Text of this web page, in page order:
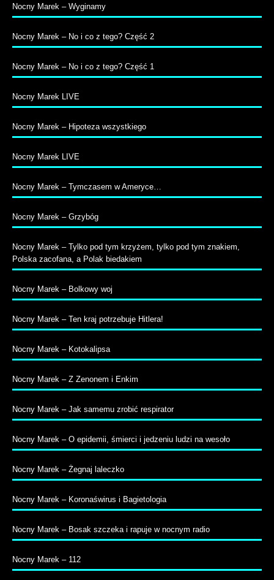
Nocny Marek – Wyginamy
Nocny Marek – No i co z tego? Część 2
Nocny Marek – No i co z tego? Część 1
Nocny Marek LIVE
Nocny Marek – Hipoteza wszystkiego
Nocny Marek LIVE
Nocny Marek – Tymczasem w Ameryce…
Nocny Marek – Grzybóg
Nocny Marek – Tylko pod tym krzyżem, tylko pod tym znakiem,
Polska zacofana, a Polak biedakiem
Nocny Marek – Bolkowy woj
Nocny Marek – Ten kraj potrzebuje Hitlera!
Nocny Marek – Kotokalipsa
Nocny Marek – Z Zenonem i Enkim
Nocny Marek – Jak samemu zrobić respirator
Nocny Marek – O epidemii, śmierci i jedzeniu ludzi na wesoło
Nocny Marek – Żegnaj laleczko
Nocny Marek – Koronaświrus i Bagietologia
Nocny Marek – Bosak szczeka i rapuje w nocnym radio
Nocny Marek – 112